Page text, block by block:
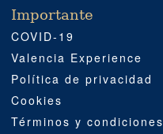
Importante
COVID-19
Valencia Experience
Política de privacidad
Cookies
Términos y condiciones